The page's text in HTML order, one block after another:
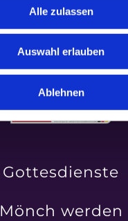
Alle zulassen
Auswahl erlauben
Ablehnen
Gottesdienste
Mönch werden